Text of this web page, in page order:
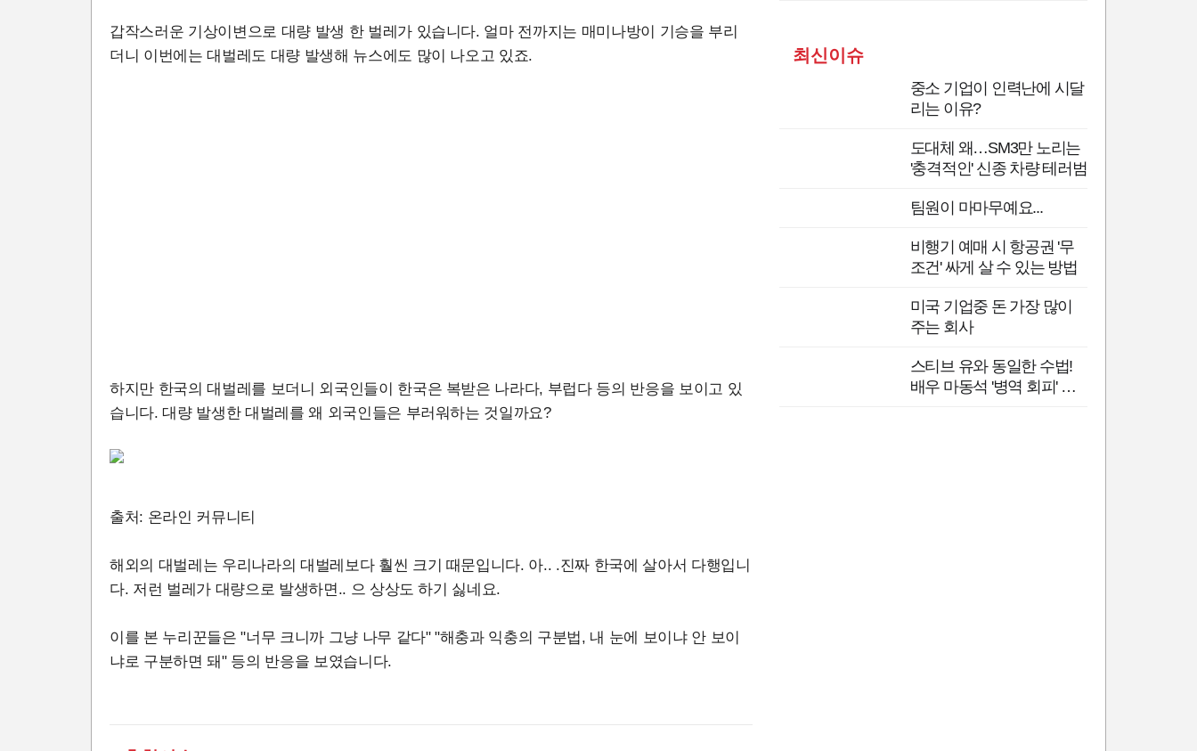
갑작스러운 기상이변으로 대량 발생 한 벌레가 있습니다. 얼마 전까지는 매미나방이 기승을 부리
더니 이번에는 대벌레도 대량 발생해 뉴스에도 많이 나오고 있죠.
하지만 한국의 대벌레를 보더니 외국인들이 한국은 복받은 나라다, 부럽다 등의 반응을 보이고 있
습니다. 대량 발생한 대벌레를 왜 외국인들은 부러워하는 것일까요?
출처: 온라인 커뮤니티
해외의 대벌레는 우리나라의 대벌레보다 훨씬 크기 때문입니다. 아.. .진짜 한국에 살아서 다행입니
다. 저런 벌레가 대량으로 발생하면.. 으 상상도 하기 싫네요.
이를 본 누리꾼들은 "너무 크니까 그냥 나무 같다" "해충과 익충의 구분법, 내 눈에 보이냐 안 보이
냐로 구분하면 돼" 등의 반응을 보였습니다.
최신이슈
중소 기업이 인력난에 시달
리는 이유?
도대체 왜…SM3만 노리는
'충격적인' 신종 차량 테러범
팀원이 마마무예요...
비행기 예매 시 항공권 '무
조건' 싸게 살 수 있는 방법
미국 기업중 돈 가장 많이
주는 회사
스티브 유와 동일한 수법!
배우 마동석 '병역 회피' 밝